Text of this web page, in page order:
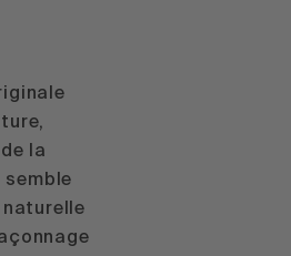
la
semble
naturelle